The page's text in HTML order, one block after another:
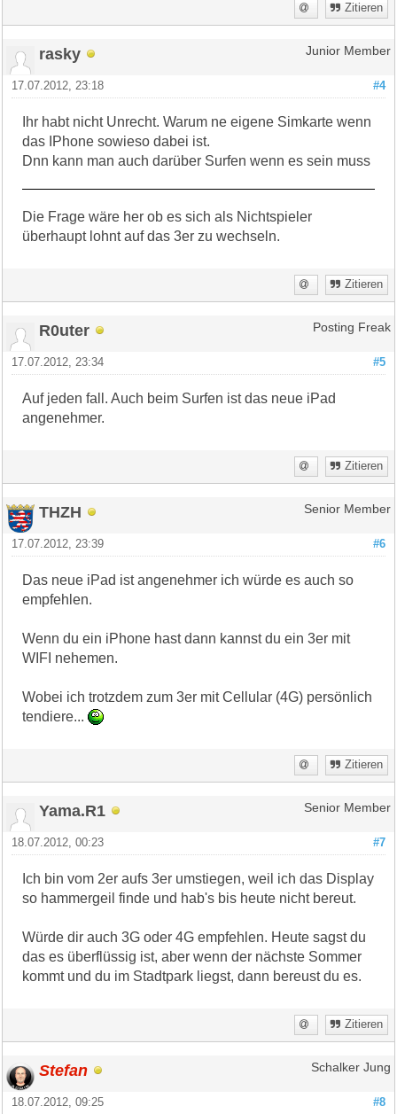
Zitieren
rasky Junior Member
#4
17.07.2012, 23:18
Ihr habt nicht Unrecht. Warum ne eigene Simkarte wenn
das IPhone sowieso dabei ist.
Dnn kann man auch darüber Surfen wenn es sein muss
Die Frage wäre her ob es sich als Nichtspieler
überhaupt lohnt auf das 3er zu wechseln.
Zitieren
R0uter Posting Freak
#5
17.07.2012, 23:34
Auf jeden fall. Auch beim Surfen ist das neue iPad
angenehmer.
Zitieren
THZH Senior Member
#6
17.07.2012, 23:39
Das neue iPad ist angenehmer ich würde es auch so
empfehlen.
Wenn du ein iPhone hast dann kannst du ein 3er mit
WIFI nehemen.
Wobei ich trotzdem zum 3er mit Cellular (4G) persönlich
tendiere...
Zitieren
Yama.R1 Senior Member
#7
18.07.2012, 00:23
Ich bin vom 2er aufs 3er umstiegen, weil ich das Display
so hammergeil finde und hab's bis heute nicht bereut.
Würde dir auch 3G oder 4G empfehlen. Heute sagst du
das es überflüssig ist, aber wenn der nächste Sommer
kommt und du im Stadtpark liegst, dann bereust du es.
Zitieren
Stefan Schalker Jung
#8
18.07.2012, 09:25